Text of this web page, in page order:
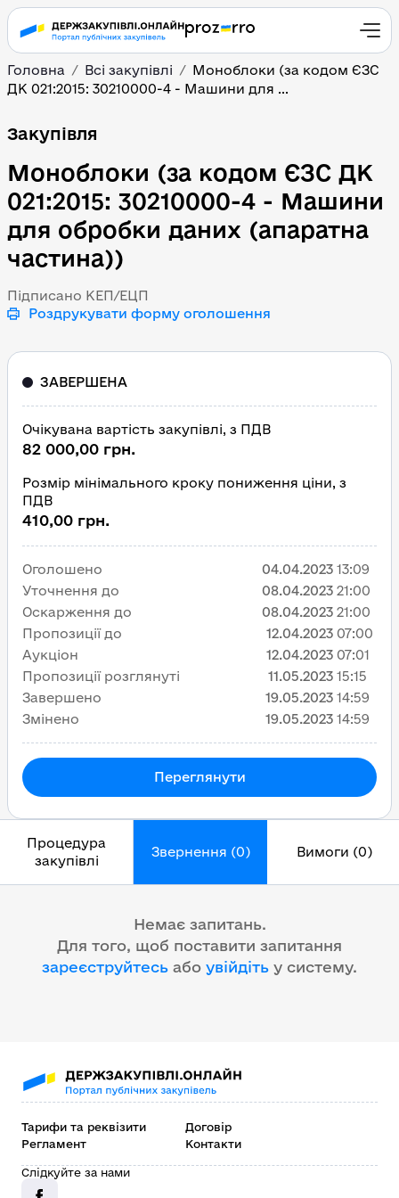
Головна Всі закупівлі
Моноблоки (за кодом ЄЗС
ДК 021:2015: 30210000-4 - Машини для ...
Моноблоки (за кодом
Закупівля
Моноблоки (за кодом ЄЗС ДК
021:2015: 30210000-4 - Машини
для обробки даних (апаратна
частина))
Підписано КЕП/ЕЦП
Роздрукувати форму оголошення
Процедура
закупівлі
Звернення (0) Вимоги (0)
Немає запитань.
Для того, щоб поставити запитання
зареєструйтесь або увійдіть у систему.
ЗАВЕРШЕНА
Очікувана вартість закупівлі, з ПДВ
82 000,00 грн.
Розмір мінімального кроку пониження ціни, з
ПДВ
410,00 грн.
Оголошено 04.04.2023 13:09
Уточнення до
08.04.2023 21:00
Оскарження до
08.04.2023 21:00
Пропозиції до
12.04.2023 07:00
Аукціон
12.04.2023 07:01
Пропозиції розглянуті
11.05.2023 15:15
Завершено
19.05.2023 14:59
Змінено
19.05.2023 14:59
Переглянути
Тарифи та реквізити
Договір
Регламент
Контакти
Слідкуйте за нами